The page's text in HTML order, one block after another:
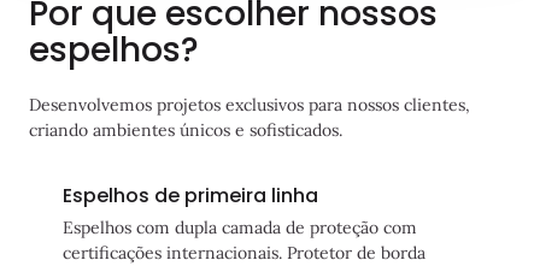
Por que escolher nossos
espelhos?
Desenvolvemos projetos exclusivos para nossos clientes,
criando ambientes únicos e sofisticados.
Espelhos de primeira linha
Espelhos com dupla camada de proteção com
certificações internacionais. Protetor de borda